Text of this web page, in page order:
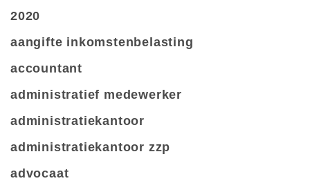
2020
aangifte inkomstenbelasting
accountant
administratief medewerker
administratiekantoor
administratiekantoor zzp
advocaat